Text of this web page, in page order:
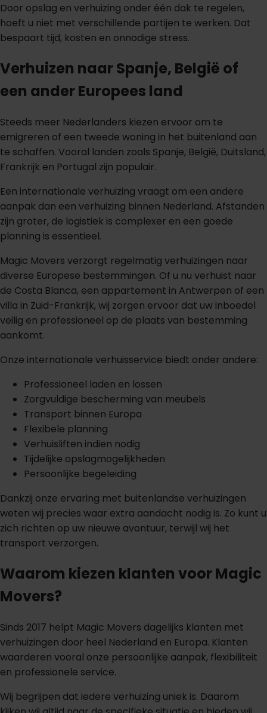
Door opslag en verhuizing onder één dak te regelen,
hoeft u niet met verschillende partijen te werken. Dat
bespaart tijd, kosten en onnodige stress.
Verhuizen naar Spanje, België of
een ander Europees land
Steeds meer Nederlanders kiezen ervoor om te
emigreren of een tweede woning in het buitenland aan
te schaffen. Vooral landen zoals Spanje, België, Duitsland,
Frankrijk en Portugal zijn populair.
Een internationale verhuizing vraagt om een andere
aanpak dan een verhuizing binnen Nederland. Afstanden
zijn groter, de logistiek is complexer en een goede
planning is essentieel.
Magic Movers verzorgt regelmatig verhuizingen naar
diverse Europese bestemmingen. Of u nu verhuist naar
de Costa Blanca, een appartement in Antwerpen of een
villa in Zuid-Frankrijk, wij zorgen ervoor dat uw inboedel
veilig en professioneel op de plaats van bestemming
aankomt.
Onze internationale verhuisservice biedt onder andere:
Professioneel laden en lossen
Zorgvuldige bescherming van meubels
Transport binnen Europa
Flexibele planning
Verhuisliften indien nodig
Tijdelijke opslagmogelijkheden
Persoonlijke begeleiding
Dankzij onze ervaring met buitenlandse verhuizingen
weten wij precies waar extra aandacht nodig is. Zo kunt u
zich richten op uw nieuwe avontuur, terwijl wij het
transport verzorgen.
Waarom kiezen klanten voor Magic
Movers?
Sinds 2017 helpt Magic Movers dagelijks klanten met
verhuizingen door heel Nederland en Europa. Klanten
waarderen vooral onze persoonlijke aanpak, flexibiliteit
en professionele service.
Wij begrijpen dat iedere verhuizing uniek is. Daarom